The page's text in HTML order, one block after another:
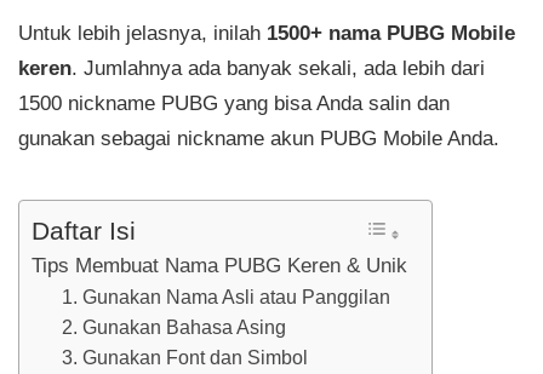
Untuk lebih jelasnya, inilah 1500+ nama PUBG Mobile
keren. Jumlahnya ada banyak sekali, ada lebih dari
1500 nickname PUBG yang bisa Anda salin dan
gunakan sebagai nickname akun PUBG Mobile Anda.
Daftar Isi
Tips Membuat Nama PUBG Keren & Unik
1. Gunakan Nama Asli atau Panggilan
2. Gunakan Bahasa Asing
3. Gunakan Font dan Simbol